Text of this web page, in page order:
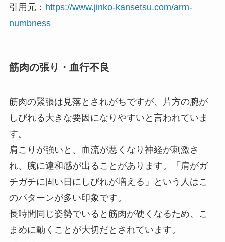
引用元： https://www.jinko-kansetsu.com/arm-
numbness
筋肉の張り・血行不良
筋肉の緊張は見落とされがちですが、片方の腕が
しびれる大きな要因になりやすいと言われていま
す。
肩こりが強いと、血流が悪くなり神経が刺激さ
れ、腕に違和感が出ることがあります。「肩がガ
チガチに固い日にしびれが増える」という人はこ
のパターンが多い印象です。
長時間同じ姿勢でいると筋肉が硬くなるため、こ
まめに動くことが大切だとされています。